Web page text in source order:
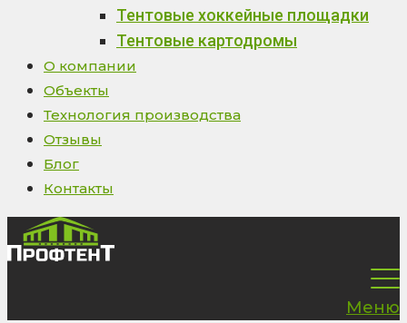
Тентовые хоккейные площадки
Тентовые картодромы
О компании
Объекты
Технология производства
Отзывы
Блог
Контакты
Меню